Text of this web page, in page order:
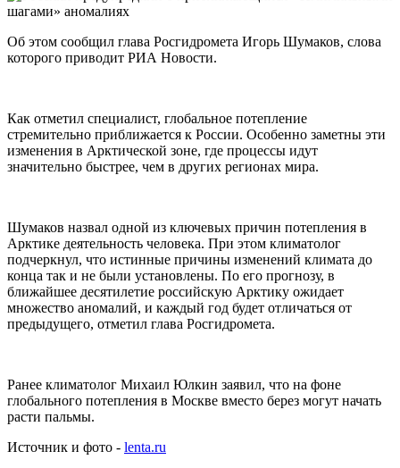
Об этом сообщил глава Росгидромета Игорь Шумаков, слова
которого приводит РИА Новости.
Как отметил специалист, глобальное потепление
стремительно приближается к России. Особенно заметны эти
изменения в Арктической зоне, где процессы идут
значительно быстрее, чем в других регионах мира.
Шумаков назвал одной из ключевых причин потепления в
Арктике деятельность человека. При этом климатолог
подчеркнул, что истинные причины изменений климата до
конца так и не были установлены. По его прогнозу, в
ближайшее десятилетие российскую Арктику ожидает
множество аномалий, и каждый год будет отличаться от
предыдущего, отметил глава Росгидромета.
Ранее климатолог Михаил Юлкин заявил, что на фоне
глобального потепления в Москве вместо берез могут начать
расти пальмы.
Источник и фото - lenta.ru